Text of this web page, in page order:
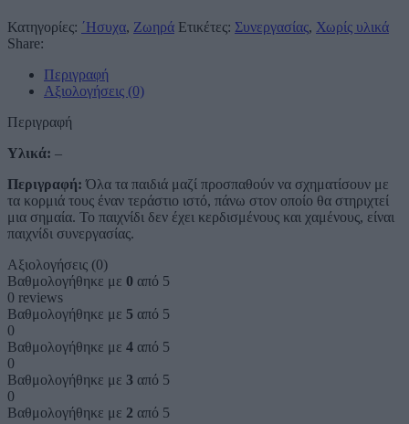
Κατηγορίες: ΄Ησυχα, Ζωηρά Ετικέτες: Συνεργασίας, Χωρίς υλικά
Share:
Περιγραφή
Αξιολογήσεις (0)
Περιγραφή
Υλικά: –
Περιγραφή: Όλα τα παιδιά μαζί προσπαθούν να σχηματίσουν με
τα κορμιά τους έναν τεράστιο ιστό, πάνω στον οποίο θα στηριχτεί
μια σημαία. Το παιχνίδι δεν έχει κερδισμένους και χαμένους, είναι
παιχνίδι συνεργασίας.
Αξιολογήσεις (0)
Βαθμολογήθηκε με 0 από 5
0 reviews
Βαθμολογήθηκε με 5 από 5
0
Βαθμολογήθηκε με 4 από 5
0
Βαθμολογήθηκε με 3 από 5
0
Βαθμολογήθηκε με 2 από 5